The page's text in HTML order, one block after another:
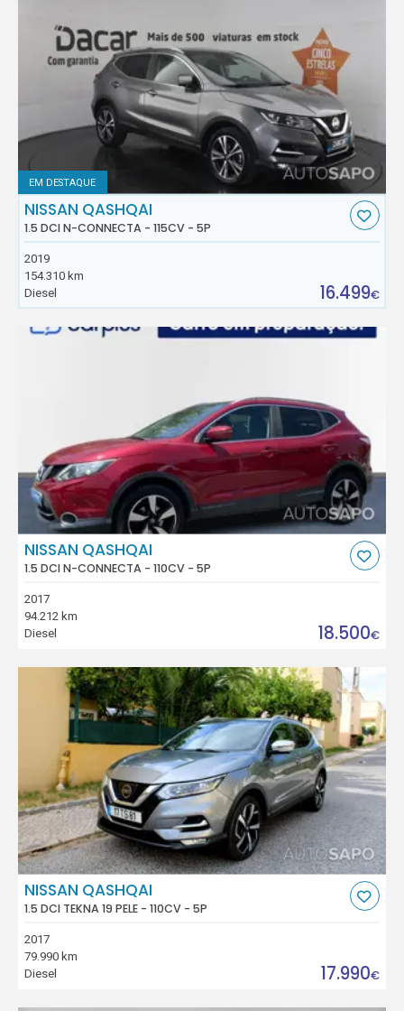
EM DESTAQUE
NISSAN QASHQAI
1.5 DCI N-CONNECTA - 115CV - 5P
2019
154.310 km
Diesel
16.499€
NISSAN QASHQAI
1.5 DCI N-CONNECTA - 110CV - 5P
2017
94.212 km
Diesel
18.500€
NISSAN QASHQAI
1.5 DCI TEKNA 19 PELE - 110CV - 5P
2017
79.990 km
Diesel
17.990€